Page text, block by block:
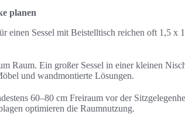
planen
einen Sessel mit Beistelltisch reichen oft 1,5 x
Raum. Ein großer Sessel in einer kleinen
und wandmontierte Lösungen.
60–80 cm Freiraum vor der
optimieren die Raumnutzung.